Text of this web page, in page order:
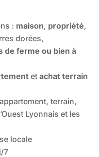
: maison, propriété,
dorées,
de ferme ou bien à
etachat terrain
terrain,
Lyonnais et les
locale
7